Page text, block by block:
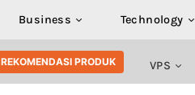
Business Technology
REKOMENDASI PRODUK VPS